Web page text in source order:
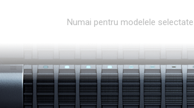
Numai pentru modelele selectate